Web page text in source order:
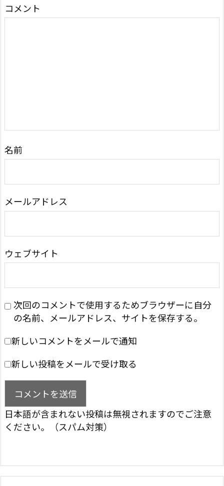
コメント
名前
メールアドレス
ウェブサイト
次回のコメントで使用するためブラウザーに自分
の名前、メールアドレス、サイトを保存する。
新しいコメントをメールで通知
新しい投稿をメールで受け取る
日本語が含まれない投稿は無視されますのでご注意
ください。（スパム対策）